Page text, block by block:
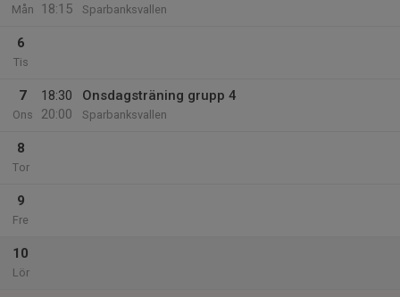
Mån
18:15
Sparbanksvallen
6
Tis
7
Ons
18:30
20:00
Onsdagsträning grupp 4
Sparbanksvallen
8
Tor
9
Fre
10
Lör